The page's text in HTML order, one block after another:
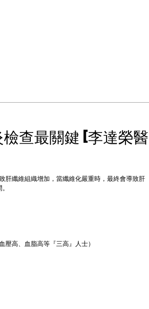
查最關鍵 [李達榮醫
肝纖維組織增加，當纖維化嚴重時，最終會導致肝
壓高、血脂高等『三高』人士）